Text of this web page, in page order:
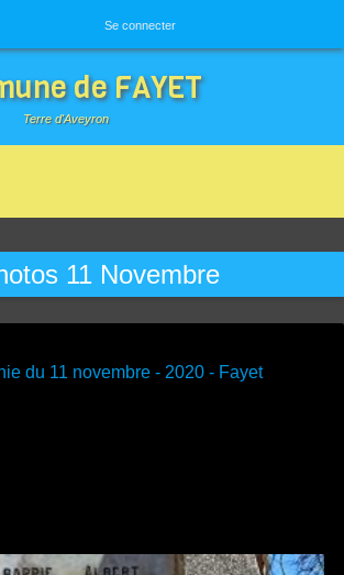
Se connecter
de FAYET
Terre d'Aveyron
11 Novembre
du 11 novembre - 2020 - Fayet